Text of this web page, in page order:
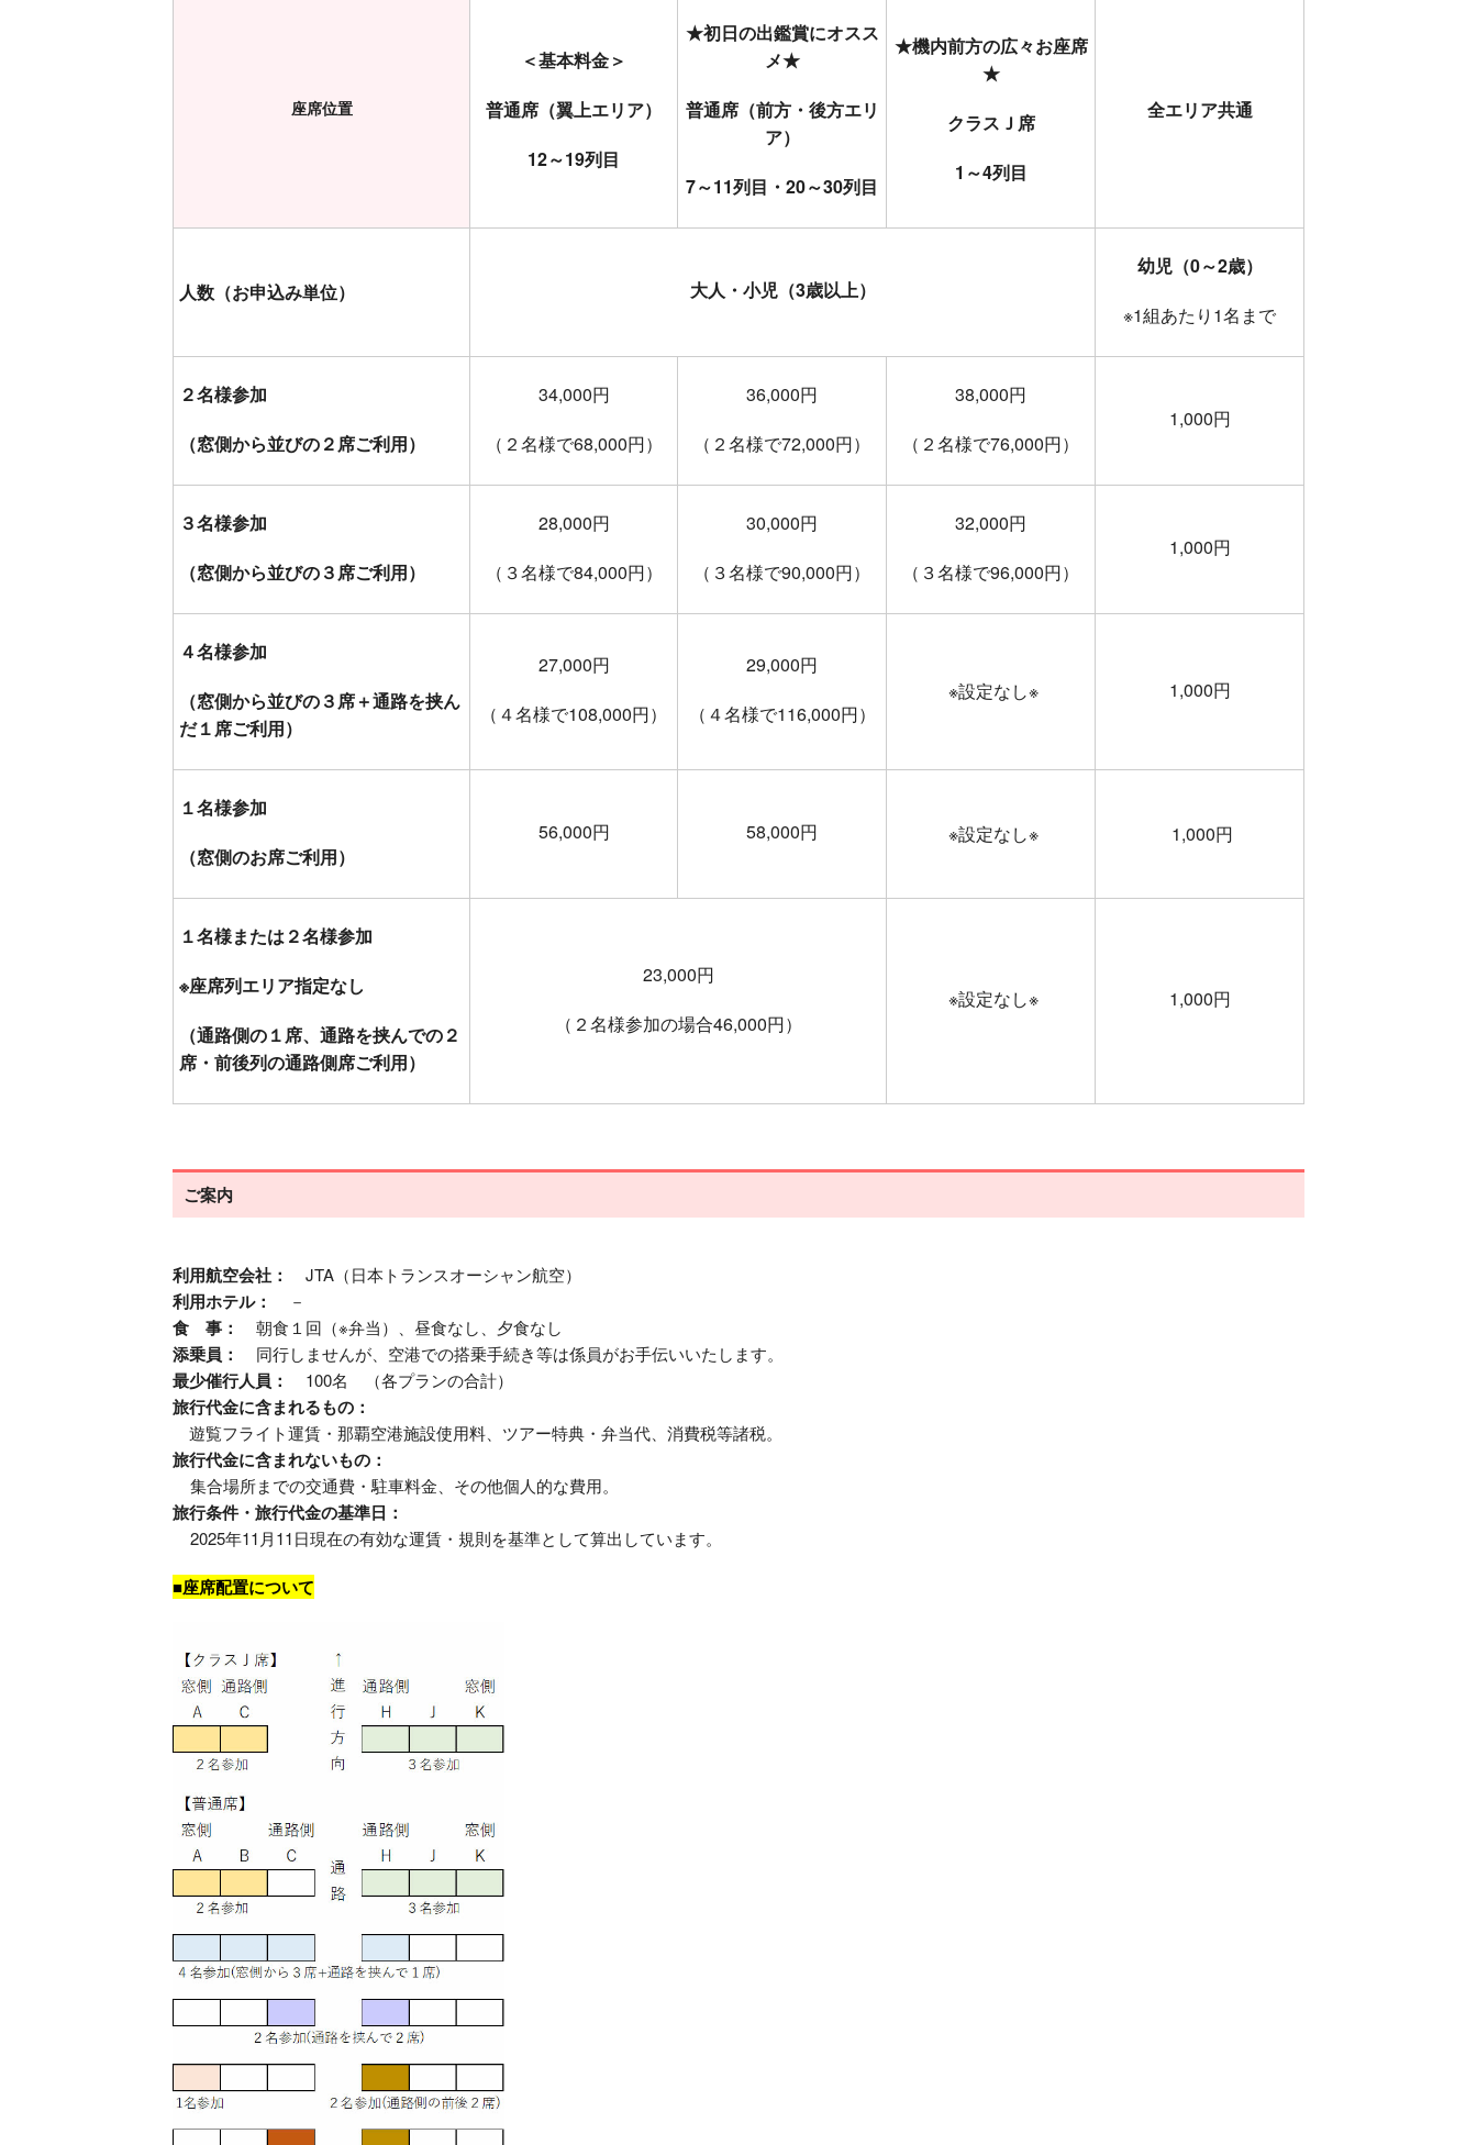
座席位置
＜基本料金＞
普通席（翼上エリア）
12～19列目
★初日の出鑑賞にオスス
メ★
普通席（前方・後方エリ
ア）
7～11列目・20～30列目
★機内前方の広々お座席
★
クラスＪ席
1～4列目
全エリア共通
人数（お申込み単位） 大人・小児（3歳以上）
幼児（0～2歳）
※1組あたり1名まで
２名様参加
（窓側から並びの２席ご利用）
34,000円
（２名様で68,000円）
36,000円
（２名様で72,000円）
38,000円
（２名様で76,000円）
1,000円
３名様参加
（窓側から並びの３席ご利用）
28,000円
（３名様で84,000円）
30,000円
（３名様で90,000円）
32,000円
（３名様で96,000円）
1,000円
４名様参加
（窓側から並びの３席＋通路を挟ん
だ１席ご利用）
27,000円
（４名様で108,000円）
29,000円
（４名様で116,000円）
※設定なし※ 1,000円
１名様参加
（窓側のお席ご利用）
56,000円 58,000円 ※設定なし※ 1,000円
１名様または２名様参加
※座席列エリア指定なし
（通路側の１席、通路を挟んでの２
席・前後列の通路側席ご利用）
23,000円
（２名様参加の場合46,000円）
※設定なし※ 1,000円
ご案内
利用航空会社： JTA（日本トランスオーシャン航空）
利用ホテル： －
食 事： 朝食１回（※弁当）、昼食なし、夕食なし
添乗員： 同行しませんが、空港での搭乗手続き等は係員がお手伝いいたします。
最少催行人員： 100名 （各プランの合計）
旅行代金に含まれるもの：
遊覧フライト運賃・那覇空港施設使用料、ツアー特典・弁当代、消費税等諸税。
旅行代金に含まれないもの：
集合場所までの交通費・駐車料金、その他個人的な費用。
旅行条件・旅行代金の基準日：
2025年11月11日現在の有効な運賃・規則を基準として算出しています。
■座席配置について